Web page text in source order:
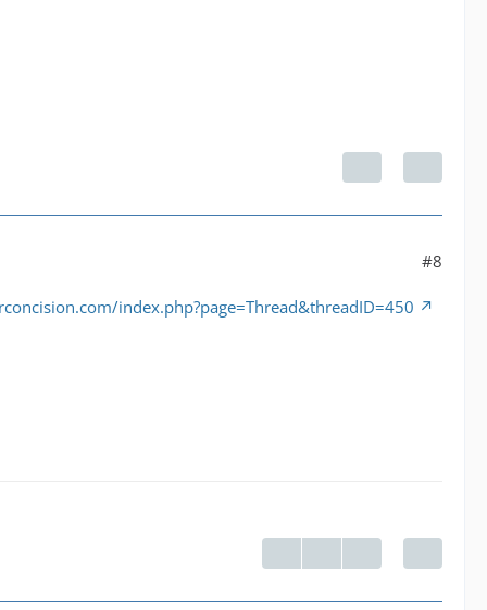
#8
index.php?page=Thread&threadID=450